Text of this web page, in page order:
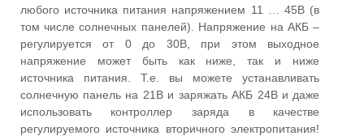
любого источника питания напряжением 11 … 45В (в
том числе солнечных панелей). Напряжение на АКБ –
регулируется от 0 до 30В, при этом выходное
напряжение может быть как ниже, так и ниже
источника питания. Т.е. вы можете устанавливать
солнечную панель на 21В и заряжать АКБ 24В и даже
использовать контроллер заряда в качестве
регулируемого источника вторичного электропитания!